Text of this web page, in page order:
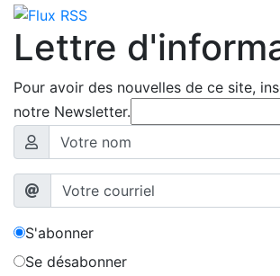
Lettre
Pour avoir des nouvelles de ce site,
notre Newsletter.
S'abonner
Se désabonner